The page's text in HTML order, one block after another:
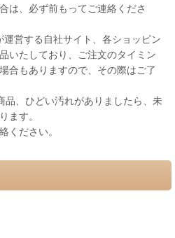
は、必ず前もってご連絡くださ
営する自社サイト、各ショッピン
いたしており、ご注文のタイミン
合もありますので、その際はご了
品、ひどい汚れがありましたら、未
ます。
ください。